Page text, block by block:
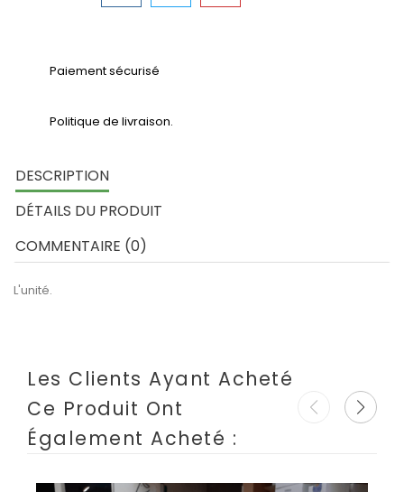
Paiement sécurisé
Politique de livraison.
DESCRIPTION
DÉTAILS DU PRODUIT
COMMENTAIRE (0)
L'unité.
Les Clients Ayant Acheté
Ce Produit Ont
Également Acheté :